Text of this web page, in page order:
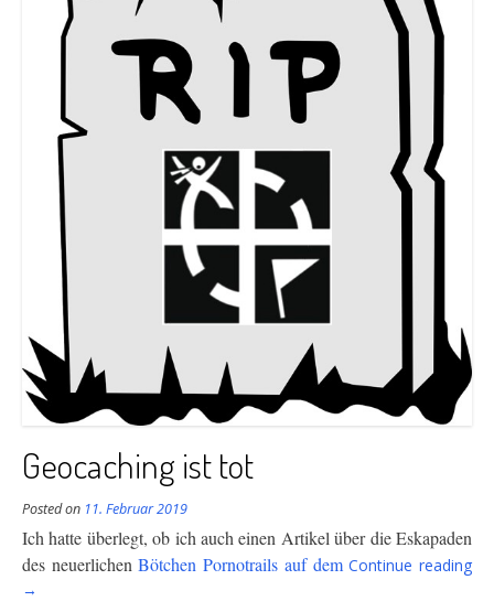
Geocaching ist tot
Posted on 11. Februar 2019
Ich hatte überlegt, ob ich auch einen Artikel über die Eskapaden
des neuerlichen Bötchen Pornotrails auf dem Continue reading
→